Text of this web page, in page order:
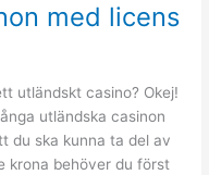
med licens
utländskt casino? Okej!
utländska casinon
du ska kunna ta del av
krona behöver du först